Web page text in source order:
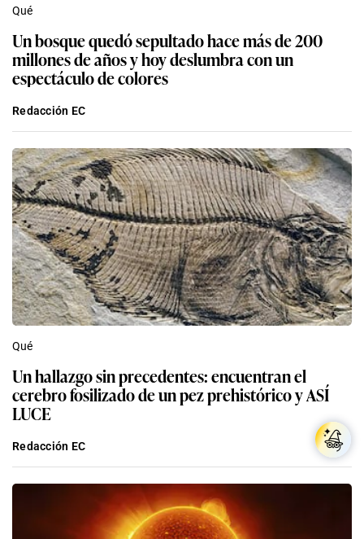
Qué
Un bosque quedó sepultado hace más de 200
millones de años y hoy deslumbra con un
espectáculo de colores
Redacción EC
Qué
Un hallazgo sin precedentes: encuentran el
cerebro fosilizado de un pez prehistórico y ASÍ
LUCE
Redacción EC